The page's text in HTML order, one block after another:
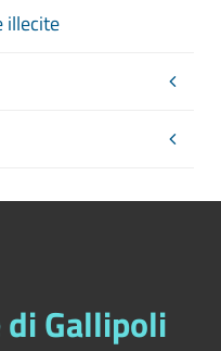
illecite
di Gallipoli